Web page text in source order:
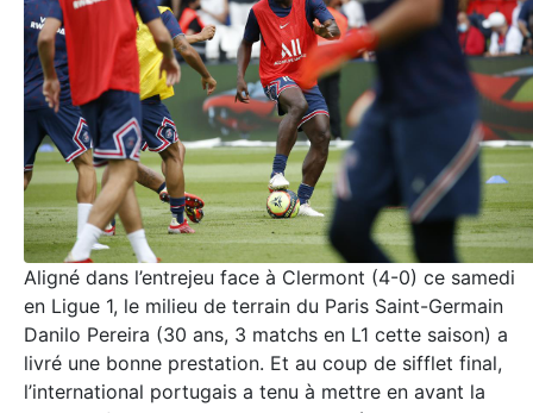
Aligné dans l’entrejeu face à Clermont (4-0) ce samedi
en Ligue 1, le milieu de terrain du Paris Saint-Germain
Danilo Pereira (30 ans, 3 matchs en L1 cette saison) a
livré une bonne prestation. Et au coup de sifflet final,
l’international portugais a tenu à mettre en avant la